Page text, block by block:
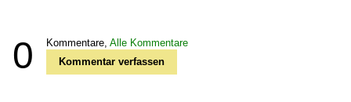
0 Kommentare, Alle Kommentare
Kommentar verfassen